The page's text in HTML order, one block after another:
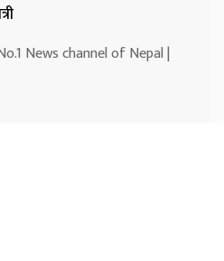
News channel of Nepal |